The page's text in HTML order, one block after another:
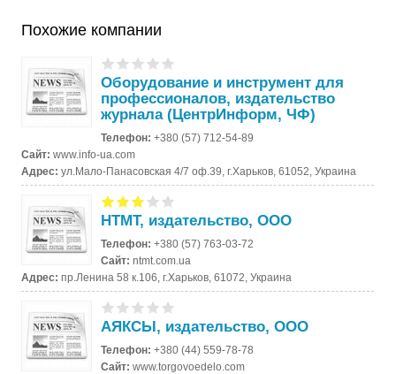
Похожие компании
Оборудование и инструмент для
профессионалов, издательство
журнала (ЦентрИнформ, ЧФ)
Телефон:+380 (57) 712-54-89
Сайт:www.info-ua.com
Адрес:ул.Мало-Панасовская 4/7 оф.39, г.Харьков, 61052, Украина
НТМТ, издательство, ООО
Телефон:+380 (57) 763-03-72
Сайт:ntmt.com.ua
Адрес:пр.Ленина 58 к.106, г.Харьков, 61072, Украина
АЯКСЫ, издательство, ООО
Телефон:+380 (44) 559-78-78
Сайт:www.torgovoedelo.com